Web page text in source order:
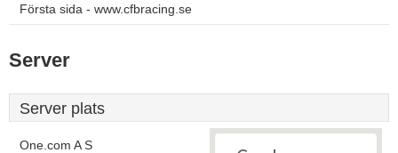
Första sida - www.cfbracing.se
Server
Server plats
One.com A S